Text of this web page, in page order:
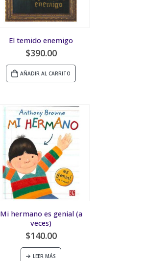
El temido enemigo
$390.00
AÑADIR AL CARRITO
Mi hermano es genial (a
veces)
$140.00
LEER MÁS